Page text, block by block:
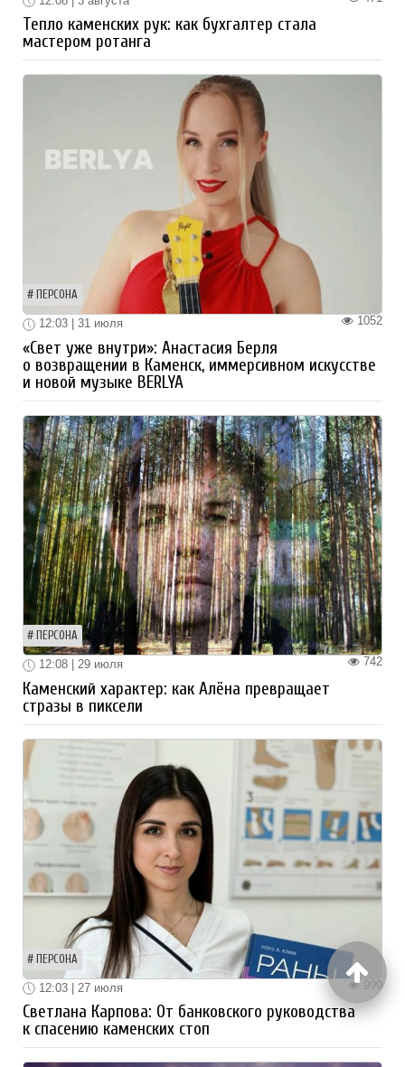
Тепло каменских рук: как бухгалтер стала
мастером ротанга
ПЕРСОНА
1052
12:03 | 31 июля
«Свет уже внутри»: Анастасия Берля
о возвращении в Каменск, иммерсивном искусстве
и новой музыке BERLYA
ПЕРСОНА
742
12:08 | 29 июля
Каменский характер: как Алёна превращает
стразы в пиксели
ПЕРСОНА
999
12:03 | 27 июля
Светлана Карпова: От банковского руководства
к спасению каменских стоп